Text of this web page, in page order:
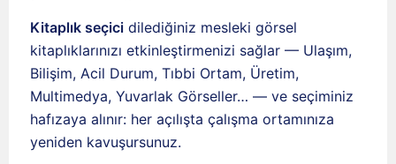
Kitaplık seçici dilediğiniz mesleki görsel
kitaplıklarınızı etkinleştirmenizi sağlar — Ulaşım,
Bilişim, Acil Durum, Tıbbi Ortam, Üretim,
Multimedya, Yuvarlak Görseller… — ve seçiminiz
hafızaya alınır: her açılışta çalışma ortamınıza
yeniden kavuşursunuz.